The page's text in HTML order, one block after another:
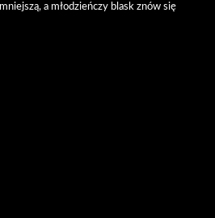
a młodzieńczy blask znów się